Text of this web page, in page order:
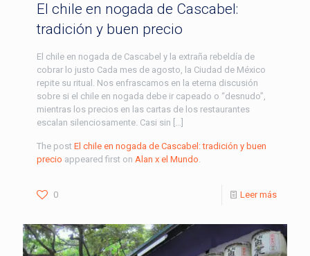
El chile en nogada de Cascabel:
tradición y buen precio
El chile en nogada de Cascabel y la extraña rebeldía de
cobrar lo justo Cada mes de agosto, la Ciudad de México
repite su ritual. Nos enfrascamos en la eterna discusión
sobre si el chile en nogada debe ir capeado o “desnudo”,
mientras los precios en las cartas de los restaurantes
escalan silenciosamente. Casi sin […]
The post El chile en nogada de Cascabel: tradición y buen
precio appeared first on Alan x el Mundo.
0 Leer más